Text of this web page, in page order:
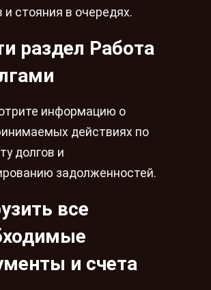
и стояния в очередях.
раздел Работа
информацию о
действиях по
долгов и
задолженностей.
все
и счета